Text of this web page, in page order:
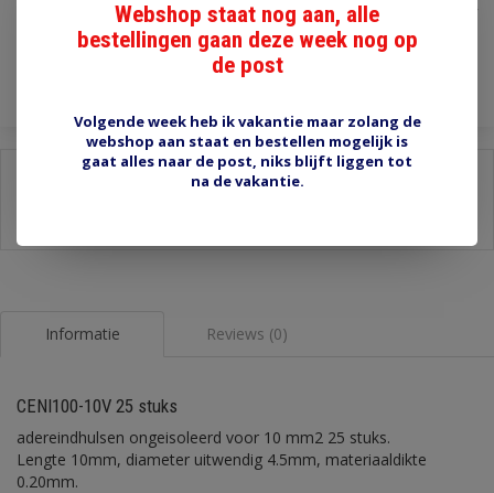
Toevoegen aan winkelwagen
Informatie Reviews (0)
CENI100-10V 25 stuks
adereindhulsen ongeisoleerd voor 10 mm2 25 stuks.
Lengte 10mm, diameter uitwendig 4.5mm, materiaaldikte
0.20mm.
Webshop staat nog aan, alle
bestellingen gaan deze week nog op
de post
Volgende week heb ik vakantie maar zolang de
webshop aan staat en bestellen mogelijk is
gaat alles naar de post, niks blijft liggen tot
na de vakantie.